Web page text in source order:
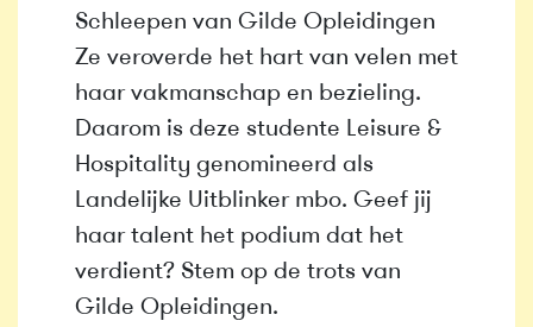
Schleepen van Gilde Opleidingen
Ze veroverde het hart van velen met
haar vakmanschap en bezieling.
Daarom is deze studente Leisure &
Hospitality genomineerd als
Landelijke Uitblinker mbo. Geef jij
haar talent het podium dat het
verdient? Stem op de trots van
Gilde Opleidingen.